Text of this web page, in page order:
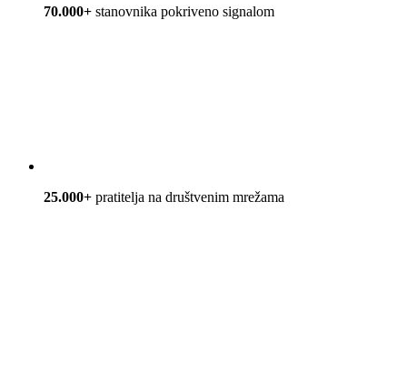
70.000+ stanovnika pokriveno signalom
25.000+ pratitelja na društvenim mrežama